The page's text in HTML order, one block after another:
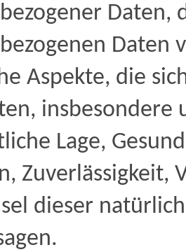
Daten,
Aspekte, die
insbesondere
Lage,
dieser